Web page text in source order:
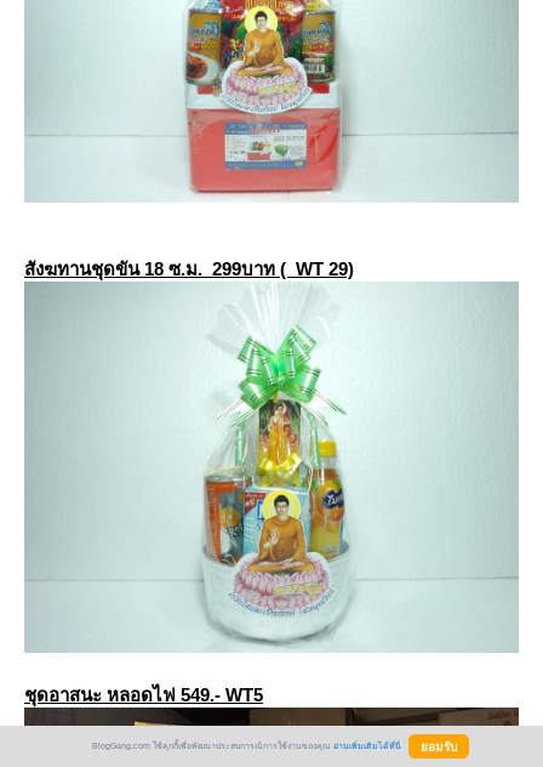
สังฆทานชุดขัน 18 ซ.ม. 299บาท ( WT 29)
ชุดอาสนะ หลอดไฟ 549.- WT5
BlogGang.com ใช้คุกกี้เพื่อพัฒนาประสบการณ์การใช้งานของคุณ อ่านเพิ่มเติมได้ที่นี่